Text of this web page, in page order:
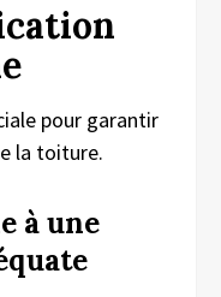
pour garantir
la toiture.
à une